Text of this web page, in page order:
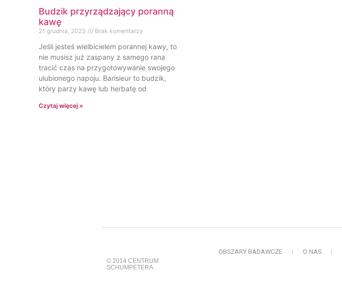
Budzik przyrządzający poranną
kawę
21 grudnia, 2023 Brak komentarzy
Jeśli jesteś wielbicielem porannej kawy, to
nie musisz już zaspany z samego rana
tracić czas na przygotowywanie swojego
ulubionego napoju. Barisieur to budzik,
który parzy kawę lub herbatę od
Czytaj więcej »
© 2014 CENTRUM
SCHUMPETERA.
OBSZARY BADAWCZE O NAS